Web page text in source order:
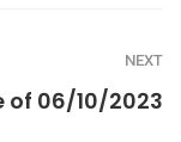
NEXT
of 06/10/2023